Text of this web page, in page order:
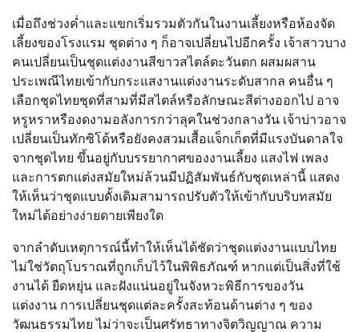
เมื่อถึงช่วงค่ำและแขกเริ่มรวมตัวกันในงานเลี้ยงหรือห้องจัด
เลี้ยงของโรงแรม ชุดต่าง ๆ ก็อาจเปลี่ยนไปอีกครั้ง เจ้าสาวบาง
คนเปลี่ยนเป็นชุดแต่งงานสีขาวสไตล์ตะวันตก ผสมผสาน
ประเพณีไทยเข้ากับกระแสงานแต่งงานระดับสากล คนอื่น ๆ
เลือกชุดไทยชุดที่สามที่มีสไตล์หรือลักษณะสีต่างออกไป อาจ
หรูหราหรืองดงามอลังการกว่าลุคในช่วงกลางวัน เจ้าบ่าวอาจ
เปลี่ยนเป็นทักซิโด้หรือยังคงสวมเสื้อแจ็กเก็ตที่มีแรงบันดาลใจ
จากชุดไทย ขึ้นอยู่กับบรรยากาศของงานเลี้ยง แสงไฟ เพลง
และการตกแต่งสมัยใหม่ล้วนมีปฏิสัมพันธ์กับชุดเหล่านี้ แสดง
ให้เห็นว่าชุดแบบดั้งเดิมสามารถปรับตัวให้เข้ากับบริบทสมัย
ใหม่ได้อย่างง่ายดายเพียงใด
จากลำดับเหตุการณ์นี้ทำให้เห็นได้ชัดว่าชุดแต่งงานแบบไทย
ไม่ใช่วัตถุโบราณที่ถูกเก็บไว้ในพิพิธภัณฑ์ หากแต่เป็นสิ่งที่ใช้
งานได้ ยืดหยุ่น และฝังแน่นอยู่ในจังหวะพิธีการของวัน
แต่งงาน การเปลี่ยนชุดแต่ละครั้งสะท้อนด้านต่าง ๆ ของ
วัฒนธรรมไทย ไม่ว่าจะเป็นศรัทธาทางจิตวิญญาณ ความ